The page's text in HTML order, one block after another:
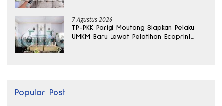
7 Agustus 2026
TP-PKK Parigi Moutong Siapkan Pelaku
UMKM Baru Lewat Pelatihan Ecoprint
Popular Post